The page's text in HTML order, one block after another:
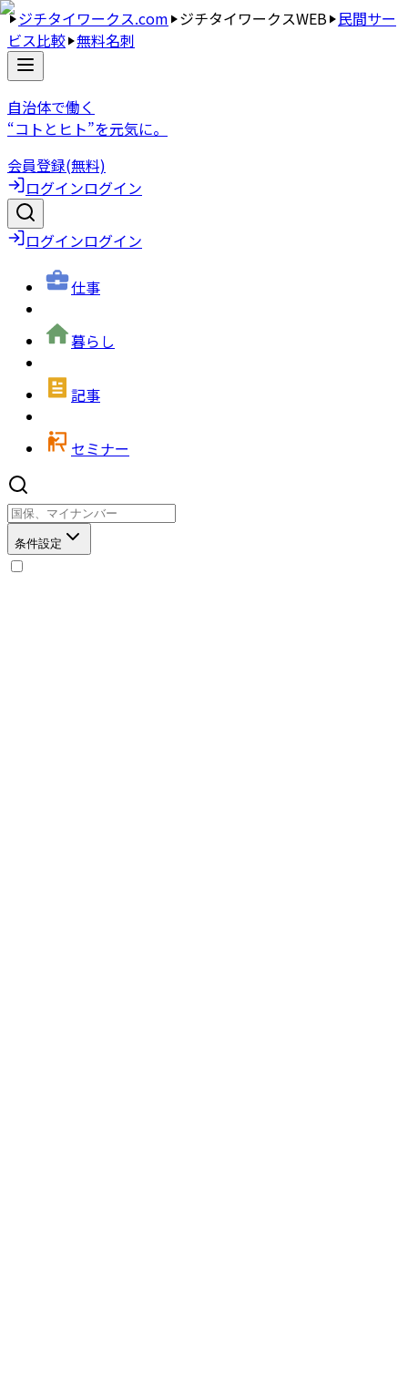
ジチタイワークス.com ジチタイワークスWEB 民間サー
ビス比較 無料名刺
自治体で働く
“コトとヒト”を元気に。
会員登録(無料)
ログインログイン
ログインログイン
仕事
暮らし
記事
セミナー
条件設定